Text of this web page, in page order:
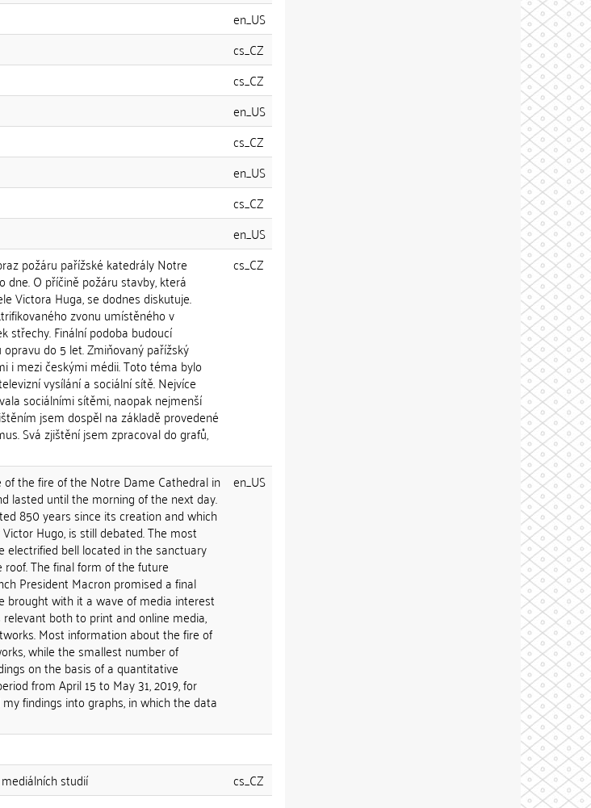
en_US
cs_CZ
cs_CZ
en_US
cs_CZ
en_US
cs_CZ
en_US
požáru pařížské katedrály Notre
dne. O příčině požáru stavby, která
Victora Huga, se dodnes diskutuje.
zvonu umístěného v
střechy. Finální podoba budoucí
do 5 let. Zmiňovaný pařížský
i mezi českými médii. Toto téma bylo
vysílání a sociální sítě. Nejvíce
sociálními sítěmi, naopak nejmenší
jsem dospěl na základě provedené
Svá zjištění jsem zpracoval do grafů,
cs_CZ
the fire of the Notre Dame Cathedral in
lasted until the morning of the next day.
850 years since its creation and which
Hugo, is still debated. The most
bell located in the sanctuary
The final form of the future
President Macron promised a final
brought with it a wave of media interest
both to print and online media,
Most information about the fire of
while the smallest number of
on the basis of a quantitative
from April 15 to May 31, 2019, for
findings into graphs, in which the data
en_US
studií
cs_CZ